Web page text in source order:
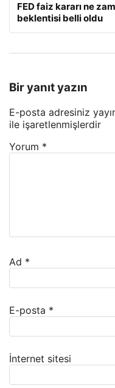
FED faiz kararı ne
beklentisi belli oldu
Bir yanıt yazın
E-posta adresiniz
ile işaretlenmişlerdir
Yorum *
Ad *
E-posta *
İnternet sitesi